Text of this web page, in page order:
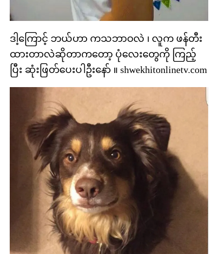
ဒါ့ကြောင့် ဘယ်ဟာ ကသဘာဝလဲ ၊ လူက ဖန်တီး
ထားတာလဲဆိုတာကတော့ ပုံလေးတွေကို ကြည့်
ပြီး ဆုံးဖြတ်ပေးပါဦးနော် ။ shwekhitonlinetv.com